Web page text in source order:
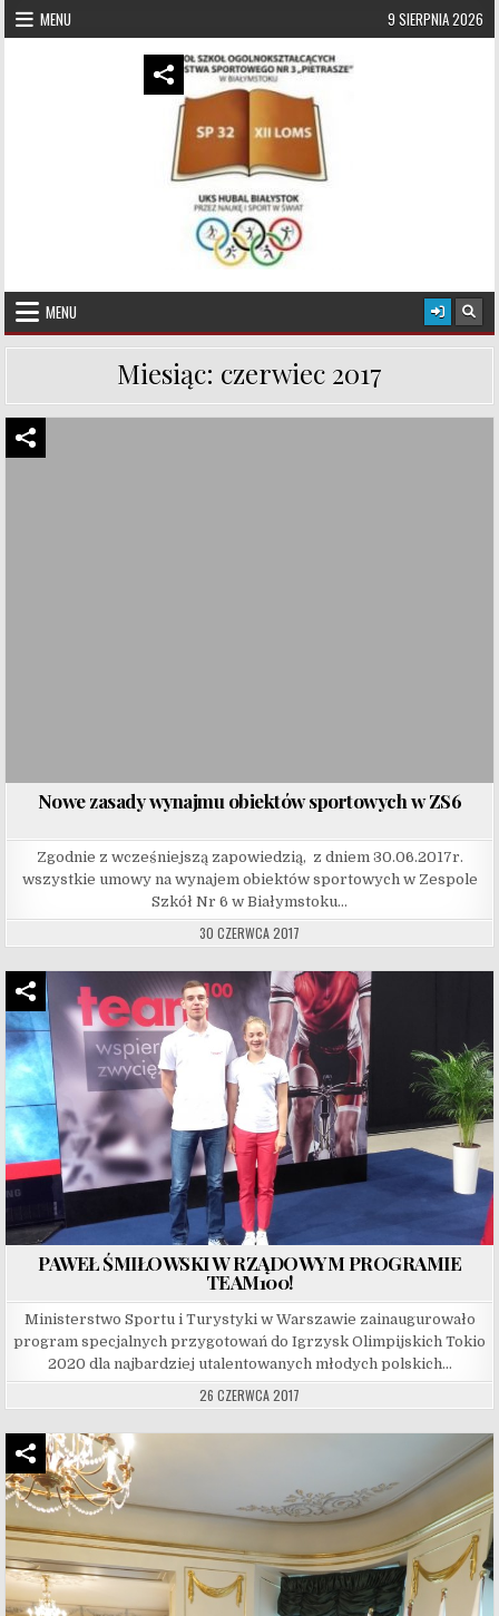
Skip to content
MENU 9 SIERPNIA 2026
UKS Hubal Białystok
MENU
Miesiąc: czerwiec 2017
Nowe zasady wynajmu obiektów sportowych w ZS6
Zgodnie z wcześniejszą zapowiedzią, z dniem 30.06.2017r.
wszystkie umowy na wynajem obiektów sportowych w Zespole
Szkół Nr 6 w Białymstoku…
30 CZERWCA 2017
PAWEŁ ŚMIŁOWSKI W RZĄDOWYM PROGRAMIE
TEAM100!
Ministerstwo Sportu i Turystyki w Warszawie zainaugurowało
program specjalnych przygotowań do Igrzysk Olimpijskich Tokio
2020 dla najbardziej utalentowanych młodych polskich…
26 CZERWCA 2017